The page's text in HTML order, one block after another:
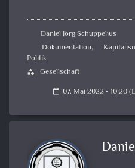
Daniel Jörg Schuppelius
Dokumentation,
Politik
category Gesellschaft
calendar_today 07. Mai 2022 - 10:20